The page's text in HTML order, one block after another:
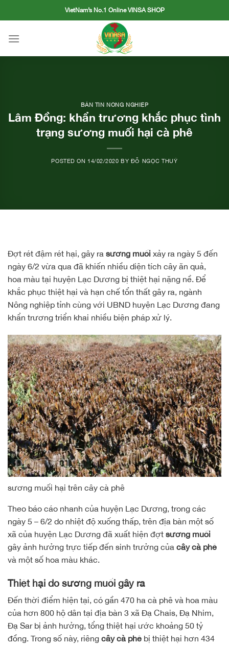
to
VietNam’s No.1 Online VINSA SHOP
BẢN TIN NÔNG NGHIỆP
Lâm Đồng: khẩn trương khắc phục tình
trạng sương muối hại cà phê
POSTED ON 14/02/2020 BY ĐỖ NGỌC THUÝ
Đợt rét đậm rét hại, gây ra sương muối xảy ra ngày 5 đến
ngày 6/2 vừa qua đã khiến nhiều diện tích cây ăn quả,
hoa màu tại huyện Lạc Dương bị thiệt hại nặng nề. Để
khắc phục thiệt hại và hạn chế tổn thất gây ra, ngành
Nông nghiệp tỉnh cùng với UBND huyện Lạc Dương đang
khẩn trương triển khai nhiều biện pháp xử lý.
sương muối hại trên cây cà phê
Theo báo cáo nhanh của huyện Lạc Dương, trong các
ngày 5 – 6/2 do nhiệt độ xuống thấp, trên địa bàn một số
xã của huyện Lạc Dương đã xuất hiện đợt sương muối
gây ảnh hưởng trực tiếp đến sinh trưởng của cây cà phê
và một số hoa màu khác.
Thiệt hại do sương muối gây ra
Đến thời điểm hiện tại, có gần 470 ha cà phê và hoa màu
của hơn 800 hộ dân tại địa bàn 3 xã Đạ Chais, Đạ Nhim,
Đạ Sar bị ảnh hưởng, tổng thiệt hại ước khoảng 50 tỷ
đồng. Trong số này, riêng cây cà phê bị thiệt hại hơn 434